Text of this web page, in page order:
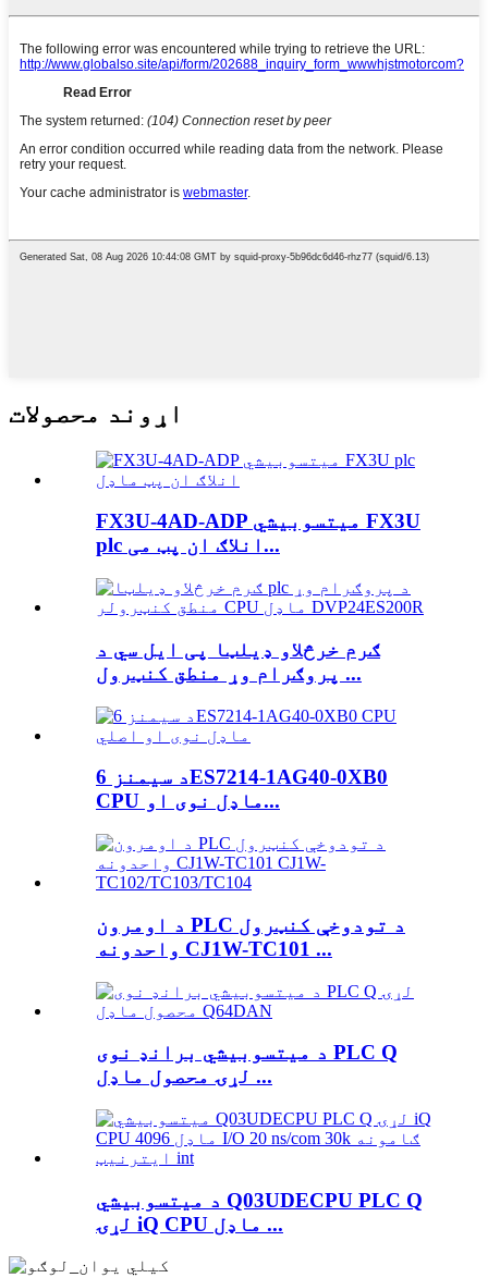
اړوند محصولات
FX3U-4AD-ADP میتسوبیشي FX3U
plc انلاګ ان پټ می...
ګرم خرڅلاو ډیلټا پی ایل سي د
پروګرام وړ منطق کنټرول ...
د سیمنز 6ES7214-1AG40-0XB0
CPU ماډل نوی او...
د اومرون PLC د تودوخې کنټرول
واحدونه CJ1W-TC101 ...
د میتسوبیشي برانډ نوی PLC Q
لړۍ محصول ماډل ...
د میتسوبیشي Q03UDECPU PLC Q
لړۍ iQ CPU ماډل ...